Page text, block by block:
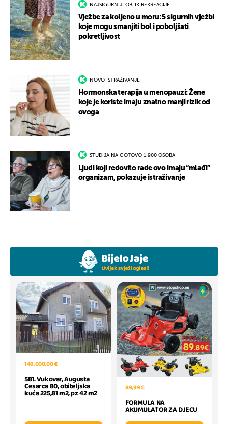
NAJSIGURNIJI OBLIK REKREACIJE
Vježbe za koljeno u moru: 5 sigurnih vježbi
koje mogu smanjiti bol i poboljšati
pokretljivost
NOVO ISTRAŽIVANJE
Hormonska terapija u menopauzi: Žene
koje je koriste imaju znatno manji rizik od
ovoga
STUDIJA NA GOTOVO 1.900 OSOBA
Ljudi koji redovito rade ovo imaju “mlađi”
organizam, pokazuje istraživanje
149.000,00 €
581. Vukovar, Augusta
Cesarca 80, obiteljska
kuća 225,81 m2, pz 42 m2 89,99 €
FORMULA NA
AKUMULATOR ZA DJECU